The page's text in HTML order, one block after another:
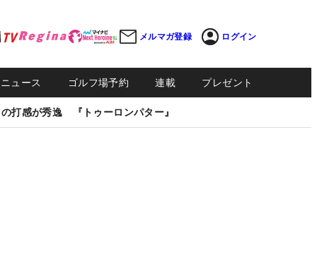
メルマガ登録 ログイン
ュース ゴルフ場予約 連載 プレゼント
打感が秀逸 『トゥーロンパター』